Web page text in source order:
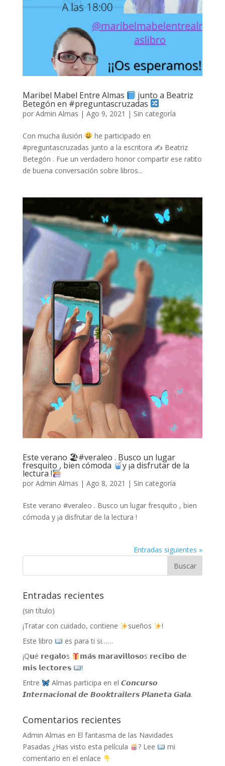
Maribel Mabel Entre Almas junto a Beatriz
Betegón en #preguntascruzadas
por Admin Almas | Ago 9, 2021 | Sin categoría
Con mucha ilusión
he participado en
#preguntascruzadas junto a la escritora ✍ Beatriz
Betegón . Fue un verdadero honor compartir ese ratito
de buena conversación sobre libros...
Este verano 🏖#veraleo . Busco un lugar
fresquito , bien cómoda y ¡a disfrutar de la
lectura !
por Admin Almas | Ago 8, 2021 | Sin categoría
Este verano #veraleo . Busco un lugar fresquito , bien
cómoda y ¡a disfrutar de la lectura !
Entradas siguientes »
Entradas recientes
(sin título)
¡Tratar con cuidado, contiene
sueños
!
Este libro
es para ti si……
¡Q𝘂é 𝗿𝗲𝗴𝗮𝗹𝗼s
𝗺𝗮́𝘀 𝗺𝗮𝗿𝗮𝘃𝗶𝗹𝗹𝗼𝘀𝗼s 𝗿𝗲𝗰𝗶𝗯𝗼 𝗱𝗲
𝗺𝗶𝘀 𝗹𝗲𝗰𝘁𝗼𝗿𝗲𝘀
!
Entre
Almas participa en el 𝘾𝙤𝙣𝙘𝙪𝙧𝙨𝙤
𝙄𝙣𝙩𝙚𝙧𝙣𝙖𝙘𝙞𝙤𝙣𝙖𝙡 𝙙𝙚 𝘽𝙤𝙤𝙠𝙩𝙧𝙖𝙞𝙡𝙚𝙧𝙨 𝙋𝙡𝙖𝙣𝙚𝙩𝙖 𝙂𝙖𝙡𝙖.
Comentarios recientes
Admin Almas en El fantasma de las Navidades
Pasadas ¿Has visto esta película
? Lee
mi
comentario en el enlace